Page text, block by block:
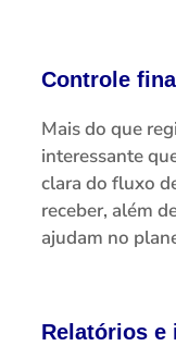
Controle
Mais do que
interessante
clara do fluxo
receber, além
ajudam no
Relatórios e